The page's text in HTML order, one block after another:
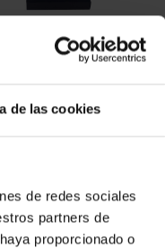
de las cookies
de redes sociales
partners de
proporcionado o
150
THE ESCUDOS